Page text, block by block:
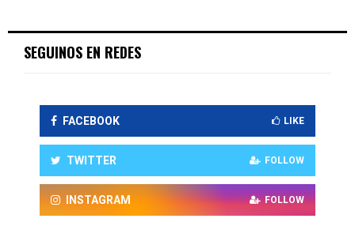
SEGUINOS EN REDES
FACEBOOK LIKE
TWITTER FOLLOW
INSTAGRAM FOLLOW